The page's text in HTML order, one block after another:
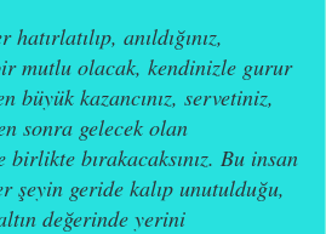
anıldığınız,
mutlu olacak, kendinizle gurur
büyük kazancınız, servetiniz,
sonra gelecek olan
birlikte bırakacaksınız. Bu insan
geride kalıp unutulduğu,
değerinde yerini